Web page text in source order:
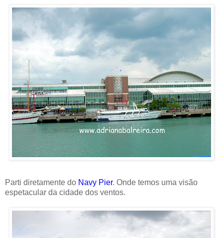
Parti diretamente do Navy Pier. Onde temos uma visão
espetacular da cidade dos ventos.